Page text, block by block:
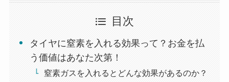
目次
タイヤに窒素を入れる効果って？お金を払
う価値はあなた次第！
窒素ガスを入れるとどんな効果があるのか？